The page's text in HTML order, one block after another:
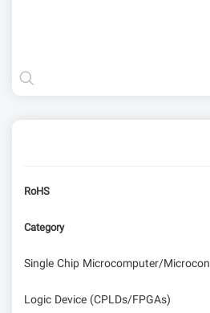
RoHS
Category
Single Chip Microcomputer/
Logic Device (CPLDs/FPGAs)